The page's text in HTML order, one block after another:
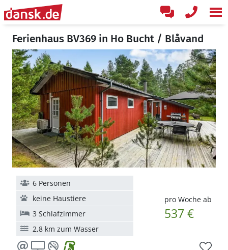
Ferienhaus BV369 in Ho Bucht / Blåvand
pro Woche ab
537 €
6 Personen
keine Haustiere
3 Schlafzimmer
2,8 km zum Wasser